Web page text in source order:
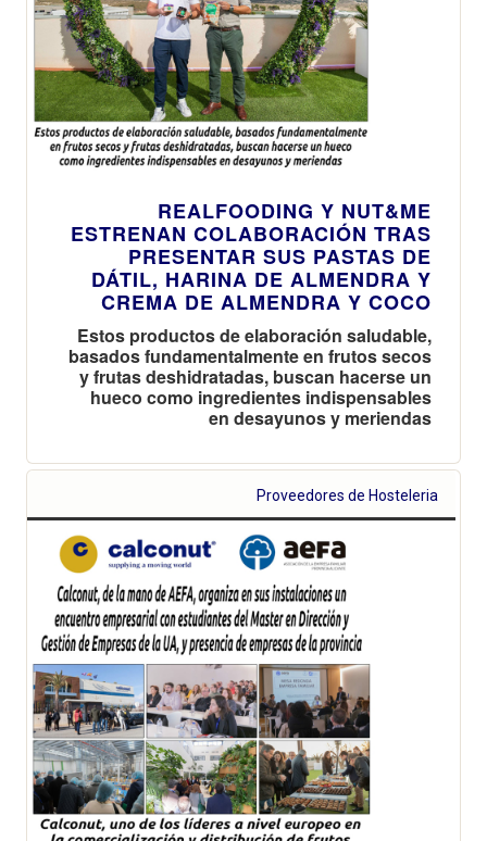
REALFOODING Y NUT&ME
ESTRENAN COLABORACIÓN TRAS
PRESENTAR SUS PASTAS DE
DÁTIL, HARINA DE ALMENDRA Y
CREMA DE ALMENDRA Y COCO
Estos productos de elaboración saludable,
basados fundamentalmente en frutos secos
y frutas deshidratadas, buscan hacerse un
hueco como ingredientes indispensables
en desayunos y meriendas
Proveedores de Hosteleria